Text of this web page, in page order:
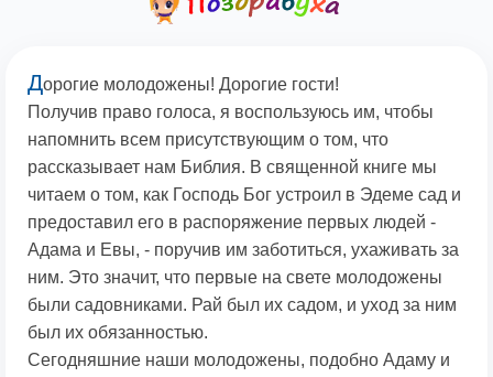
Дорогие молодожены! Дорогие гости!
Получив право голоса, я воспользуюсь им, чтобы
напомнить всем присутствующим о том, что
рассказывает нам Библия. В священной книге мы
читаем о том, как Господь Бог устроил в Эдеме сад и
предоставил его в распоряжение первых людей -
Адама и Евы, - поручив им заботиться, ухаживать за
ним. Это значит, что первые на свете молодожены
были садовниками. Рай был их садом, и уход за ним
был их обязанностью.
Сегодняшние наши молодожены, подобно Адаму и